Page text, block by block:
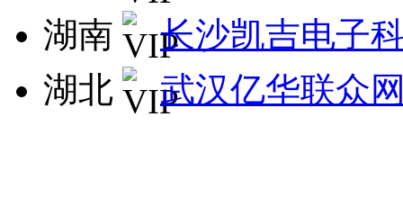
湖南
长沙凯吉电子
湖北
武汉亿华联众